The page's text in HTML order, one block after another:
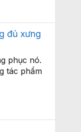
đủ xưng
phục nó.
tác phẩm